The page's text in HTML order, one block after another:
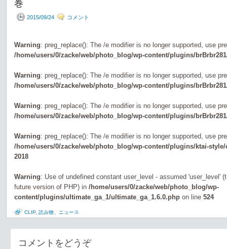
巻
2015/09/24 コメント
Warning: preg_replace(): The /e modifier is no longer supported, use
/home/users/0/zacke/web/photo_blog/wp-content/plugins/
Warning: preg_replace(): The /e modifier is no longer supported, use
/home/users/0/zacke/web/photo_blog/wp-content/plugins/
Warning: preg_replace(): The /e modifier is no longer supported, use
/home/users/0/zacke/web/photo_blog/wp-content/plugins/
Warning: preg_replace(): The /e modifier is no longer supported, use
/home/users/0/zacke/web/photo_blog/wp-content/plugins/ktai-
2018
Warning: Use of undefined constant user_level - assumed 'user_level'
future version of PHP) in /home/users/0/zacke/web/photo_blog/wp-
content/plugins/ultimate_ga_1/ultimate_ga_1.6.0.php on line 524
CLIP, 読み物、ニュース
コメントをどうぞ